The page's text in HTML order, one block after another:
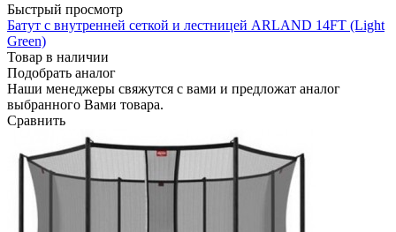
Быстрый просмотр
Батут с внутренней сеткой и лестницей ARLAND 14FT (Light
Green)
Товар в наличии
Подобрать аналог
Наши менеджеры свяжутся с вами и предложат аналог
выбранного Вами товара.
Сравнить